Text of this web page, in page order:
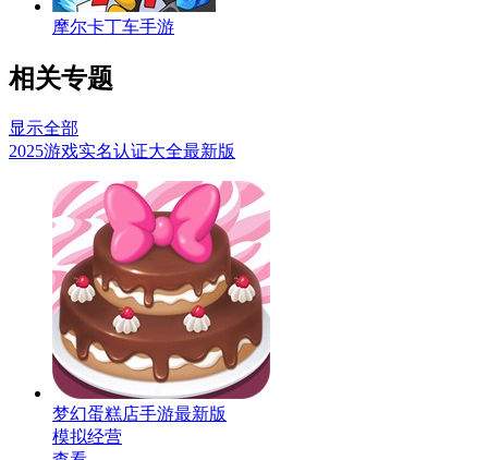
摩尔卡丁车手游
相关专题
显示全部
2025游戏实名认证大全最新版
梦幻蛋糕店手游最新版
模拟经营